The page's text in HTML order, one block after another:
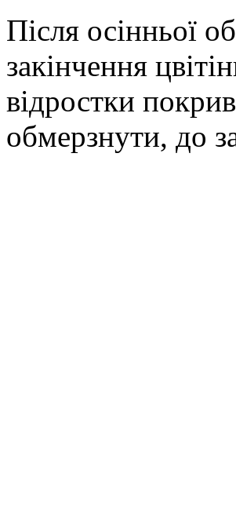
Після осінньої
закінчення
відростки
обмерзнути, до